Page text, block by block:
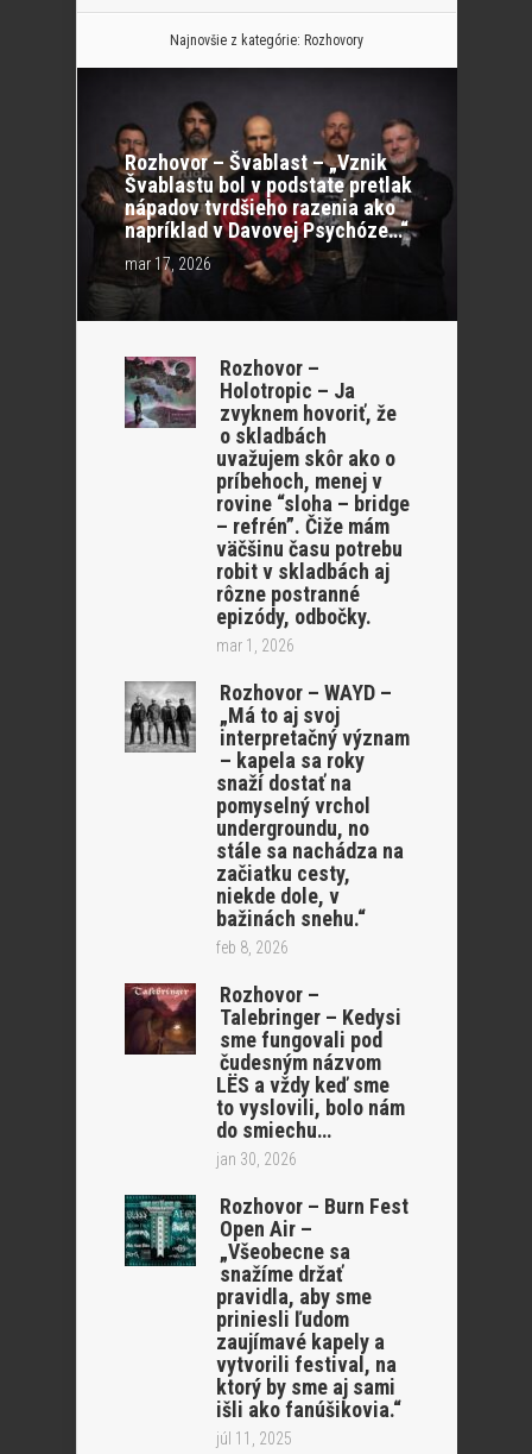
Najnovšie z kategórie: Rozhovory
Rozhovor – Švablast – „Vznik
Švablastu bol v podstate pretlak
nápadov tvrdšieho razenia ako
napríklad v Davovej Psychóze…“
mar 17, 2026
Rozhovor –
Holotropic – Ja
zvyknem hovoriť, že
o skladbách
uvažujem skôr ako o
príbehoch, menej v
rovine “sloha – bridge
– refrén”. Čiže mám
väčšinu času potrebu
robit v skladbách aj
rôzne postranné
epizódy, odbočky.
mar 1, 2026
Rozhovor – WAYD –
„Má to aj svoj
interpretačný význam
– kapela sa roky
snaží dostať na
pomyselný vrchol
undergroundu, no
stále sa nachádza na
začiatku cesty,
niekde dole, v
bažinách snehu.“
feb 8, 2026
Rozhovor –
Talebringer – Kedysi
sme fungovali pod
čudesným názvom
LËS a vždy keď sme
to vyslovili, bolo nám
do smiechu…
jan 30, 2026
Rozhovor – Burn Fest
Open Air –
„Všeobecne sa
snažíme držať
pravidla, aby sme
priniesli ľudom
zaujímavé kapely a
vytvorili festival, na
ktorý by sme aj sami
išli ako fanúšikovia.“
júl 11, 2025